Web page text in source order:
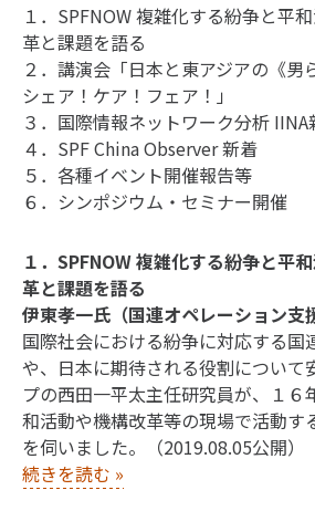
１．SPFNOW 複雑化する紛争と平
革と課題を語る
２．講演会「日本と東アジアの《男
シェア！ケア！フェア！」
３．国際情報ネットワーク分析 IINA
４．SPF China Observer 新着
５．各種イベント開催報告等
６．シンポジウム・セミナー開催
１．SPFNOW 複雑化する紛争と平
革と課題を語る
伊東孝一氏（国連オペレーション支
国際社会における紛争に対応する国
や、日本に期待される役割について
プの西田一平太主任研究員が、１６
和活動や機構改革等の現場で活動す
を伺いました。（2019.08.05公開）
続きを読む »